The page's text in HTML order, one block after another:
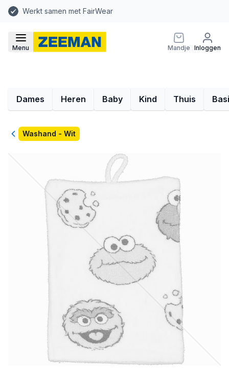
Werkt samen met FairWear
Menu Mandje Inloggen
Dames Heren Baby Kind Thuis
TerugWashand - Wit